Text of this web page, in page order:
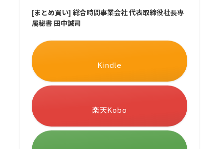
[まとめ買い] 総合時間事業会社 代表取締役社長専
属秘書 田中誠司
Kindle
楽天Kobo